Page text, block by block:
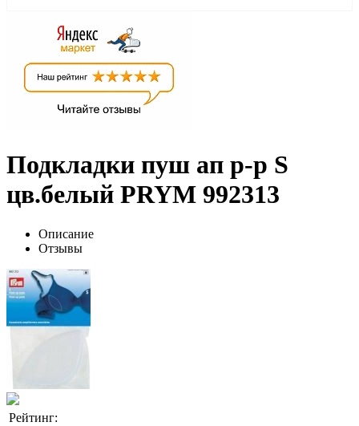
Подкладки пуш ап р-р S
цв.белый PRYM 992313
Описание
Отзывы
Рейтинг: